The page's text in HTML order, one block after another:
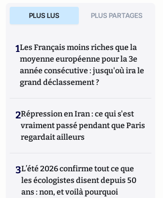
Arts et Métiers.
PLUS LUS PLUS PARTAGES
1Les Français moins riches que la
moyenne européenne pour la 3e
année consécutive : jusqu'où ira le
grand déclassement ?
2Répression en Iran : ce qui s'est
vraiment passé pendant que Paris
regardait ailleurs
3L’été 2026 confirme tout ce que
les écologistes disent depuis 50
ans : non, et voilà pourquoi